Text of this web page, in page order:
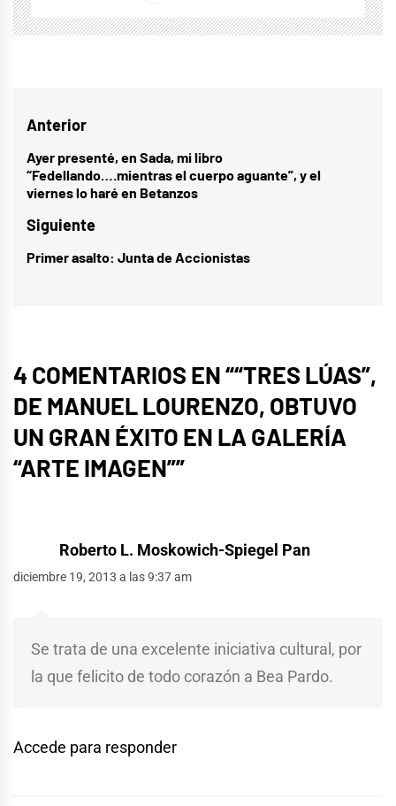
Navegación
de
entradas
Anterior
Entrada
anterior:
Ayer presenté, en Sada, mi libro
“Fedellando….mientras el cuerpo aguante”, y el
viernes lo haré en Betanzos
Siguiente
Entrada
Primer asalto: Junta de Accionistas
4 COMENTARIOS EN ““TRES LÚAS”,
DE MANUEL LOURENZO, OBTUVO
UN GRAN ÉXITO EN LA GALERÍA
“ARTE IMAGEN””
Roberto L. Moskowich-Spiegel Pan
diciembre 19, 2013 a las 9:37 am
Se trata de una excelente iniciativa cultural, por
la que felicito de todo corazón a Bea Pardo.
Accede para responder